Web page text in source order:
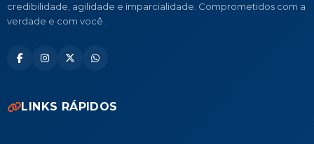
credibilidade, agilidade e imparcialidade. Comprometidos com a
verdade e com você.
LINKS RÁPIDOS